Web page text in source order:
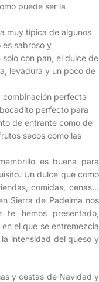
puede ser la
muy típica de algunos
es sabroso y
con pan, el dulce de
levadura y un poco de
combinación perfecta
perfecto para
de entrante como de
secos como las
es buena para
Un dulce que como
comidas, cenas…
Sierra de Padelma nos
hemos presentado,
el que se entremezcla
intensidad del queso y
y cestas de Navidad y